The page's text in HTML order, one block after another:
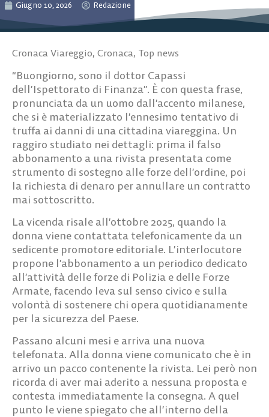
Giugno 10, 2026 Redazione
Cronaca Viareggio, Cronaca, Top news
“Buongiorno, sono il dottor Capassi
dell’Ispettorato di Finanza”. È con questa frase,
pronunciata da un uomo dall’accento milanese,
che si è materializzato l’ennesimo tentativo di
truffa ai danni di una cittadina viareggina. Un
raggiro studiato nei dettagli: prima il falso
abbonamento a una rivista presentata come
strumento di sostegno alle forze dell’ordine, poi
la richiesta di denaro per annullare un contratto
mai sottoscritto.
La vicenda risale all’ottobre 2025, quando la
donna viene contattata telefonicamente da un
sedicente promotore editoriale. L’interlocutore
propone l’abbonamento a un periodico dedicato
all’attività delle forze di Polizia e delle Forze
Armate, facendo leva sul senso civico e sulla
volontà di sostenere chi opera quotidianamente
per la sicurezza del Paese.
Passano alcuni mesi e arriva una nuova
telefonata. Alla donna viene comunicato che è in
arrivo un pacco contenente la rivista. Lei però non
ricorda di aver mai aderito a nessuna proposta e
contesta immediatamente la consegna. A quel
punto le viene spiegato che all’interno della